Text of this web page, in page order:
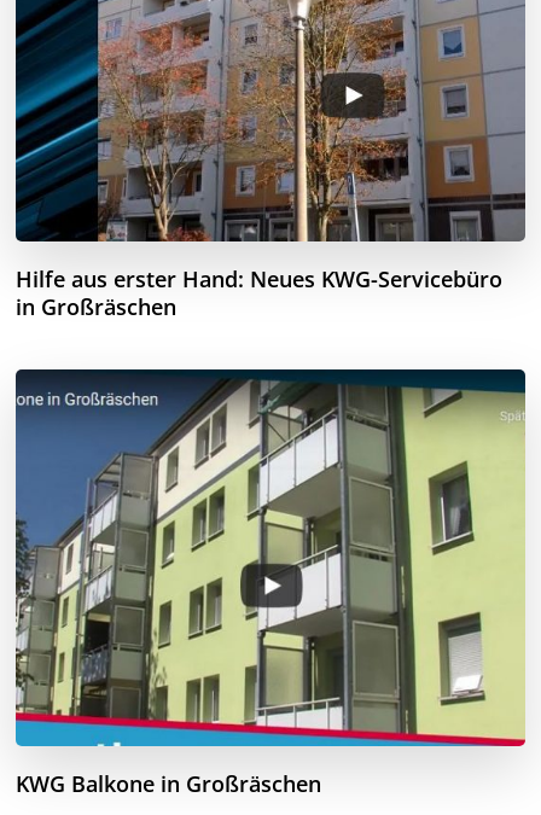
Hilfe aus erster Hand: Neues KWG-Servicebüro
in Großräschen
KWG Balkone in Großräschen